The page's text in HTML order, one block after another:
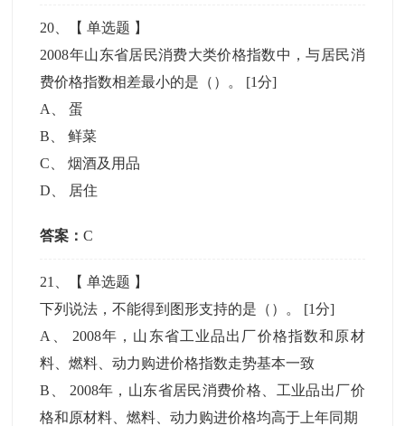
20 、【单选题 】
2008年山东省居民消费大类价格指数中，与居民消
费价格指数相差最小的是（）。 [1分]
A
、蛋
B 、鲜菜
C 、烟酒及用品
D
居住
答案：C
21 、【单选题 】
下列说法，不能得到图形支持的是（）。 [1分]
A
2008年，山东省工业品出厂价格指数和原材
料、燃料、动力购进价格指数走势基本一致
B
2008年，山东省居民消费价格、工业品出厂价
格和原材料、燃料、动力购进价格均高于上年同期